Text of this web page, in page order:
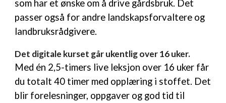
som har et ønske om å drive gårdsbruk. Det
passer også for andre landskapsforvaltere og
landbruksrådgivere.
Det digitale kurset går ukentlig over 16 uker.
Med én 2,5-timers live leksjon over 16 uker får
du totalt 40 timer med opplæring i stoffet. Det
blir forelesninger, oppgaver og god tid til